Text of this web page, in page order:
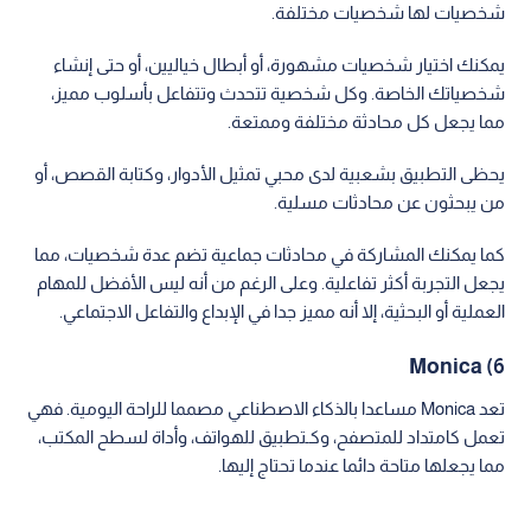
شخصيات لها شخصيات مختلفة.
يمكنك اختيار شخصيات مشهورة، أو أبطال خياليين، أو حتى إنشاء
شخصياتك الخاصة. وكل شخصية تتحدث وتتفاعل بأسلوب مميز،
مما يجعل كل محادثة مختلفة وممتعة.
يحظى التطبيق بشعبية لدى محبي تمثيل الأدوار، وكتابة القصص، أو
من يبحثون عن محادثات مسلية.
كما يمكنك المشاركة في محادثات جماعية تضم عدة شخصيات، مما
يجعل التجربة أكثر تفاعلية. وعلى الرغم من أنه ليس الأفضل للمهام
العملية أو البحثية، إلا أنه مميز جدا في الإبداع والتفاعل الاجتماعي.
6) Monica
تعد Monica مساعدا بالذكاء الاصطناعي مصمما للراحة اليومية. فهي
تعمل كامتداد للمتصفح، وكـتطبيق للهواتف، وأداة لسطح المكتب،
مما يجعلها متاحة دائما عندما تحتاج إليها.